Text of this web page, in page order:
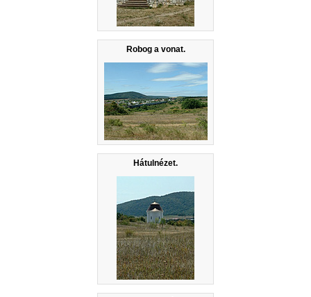
Robog a vonat.
Hátulnézet.